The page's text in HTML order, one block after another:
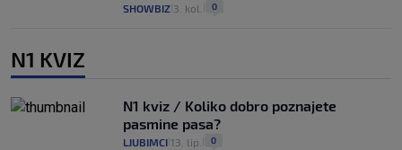
SHOWBIZ 3. kol. 0
N1 KVIZ
N1 kviz / Koliko dobro poznajete
pasmine pasa?
LJUBIMCI 13. lip. 0